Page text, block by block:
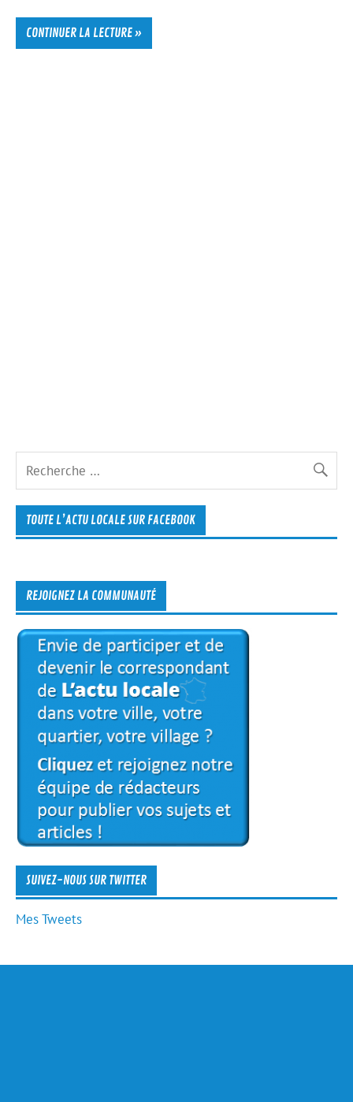
CONTINUER LA LECTURE »
TOUTE L’ACTU LOCALE SUR FACEBOOK
REJOIGNEZ LA COMMUNAUTÉ
SUIVEZ-NOUS SUR TWITTER
Mes Tweets